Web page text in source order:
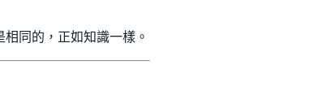
同的，正如知識一樣。